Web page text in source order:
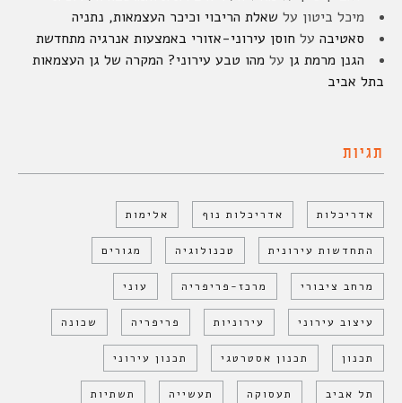
מיכל ביטון על שאלת הריבוי וכיכר העצמאות, נתניה
סאטיבה על חוסן עירוני-אזורי באמצעות אנרגיה מתחדשת
הגנן מרמת גן על מהו טבע עירוני? המקרה של גן העצמאות
בתל אביב
תגיות
אדריכלות אדריכלות נוף אלימות
התחדשות עירונית טכנולוגיה מגורים
מרחב ציבורי מרכז-פריפריה עוני
עיצוב עירוני עירוניות פריפריה שכונה
תכנון תכנון אסטרטגי תכנון עירוני
תל אביב תעסוקה תעשייה תשתיות